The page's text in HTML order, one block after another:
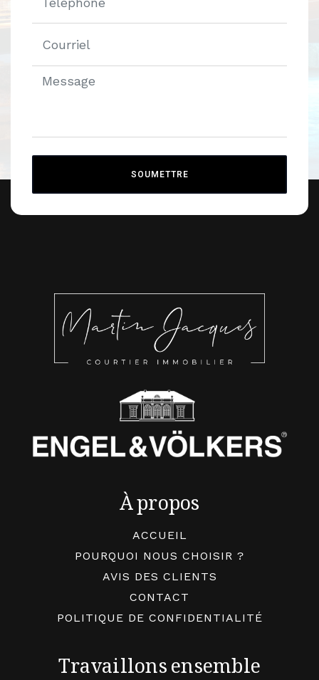
SOUMETTRE
À propos
ACCUEIL
POURQUOI NOUS CHOISIR ?
AVIS DES CLIENTS
CONTACT
POLITIQUE DE CONFIDENTIALITÉ
Travaillons ensemble